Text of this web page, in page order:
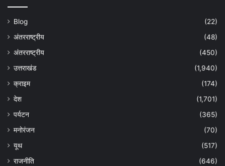
Blog
(22)
अंतरराष्ट्रीय
(48)
अंतरराष्ट्रीय
(450)
उत्तराखंड
(1,940)
क्राइम
(174)
देश
(1,701)
पर्यटन
(365)
मनोरंजन
(70)
यूथ
(517)
राजनीति
(646)